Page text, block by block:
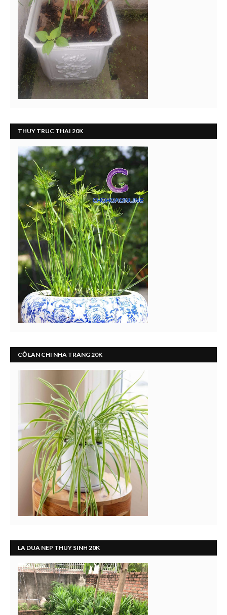
THUY TRUC THAI 20K
CỎ LAN CHI NHA TRANG 20K
LA DUA NEP THUY SINH 20K